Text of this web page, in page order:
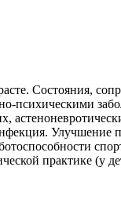
Состояния,
психическими
Улучшение
практике (у